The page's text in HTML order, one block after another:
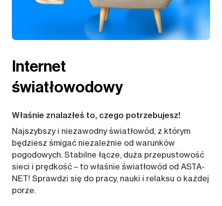
Internet
światłowodowy
Właśnie znalazłeś to, czego potrzebujesz!
Najszybszy i niezawodny światłowód, z którym
będziesz śmigać niezależnie od warunków
pogodowych. Stabilne łącze, duża przepustowość
sieci i prędkość – to właśnie światłowód od ASTA-
NET! Sprawdzi się do pracy, nauki i relaksu o każdej
porze.